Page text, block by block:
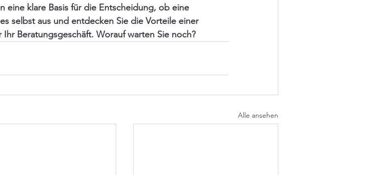
eine klare Basis für die Entscheidung, ob eine
selbst aus und entdecken Sie die Vorteile einer
Beratungsgeschäft. Worauf warten Sie noch?
Alle ansehen